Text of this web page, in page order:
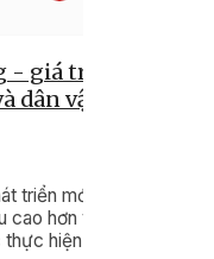
- giá trị
dân vận
triển mới
hơn về
hiện.